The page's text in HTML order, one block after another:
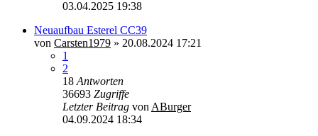
03.04.2025 19:38
Neuaufbau Esterel CC39
von Carsten1979 » 20.08.2024 17:21
1
2
18 Antworten
36693 Zugriffe
Letzter Beitrag von ABurger
04.09.2024 18:34